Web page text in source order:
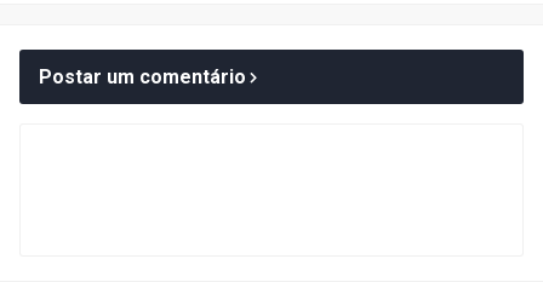
Postar um comentário